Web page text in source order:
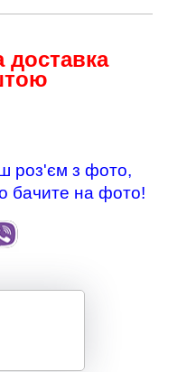
доставка
роз'єм з фото,
бачите на фото!